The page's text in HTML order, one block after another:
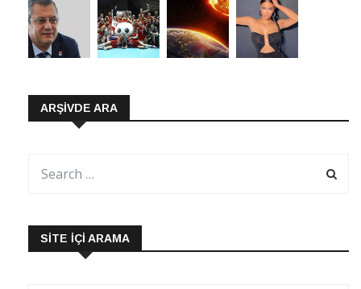
ARŞIVDE ARA
SITE İÇI ARAMA